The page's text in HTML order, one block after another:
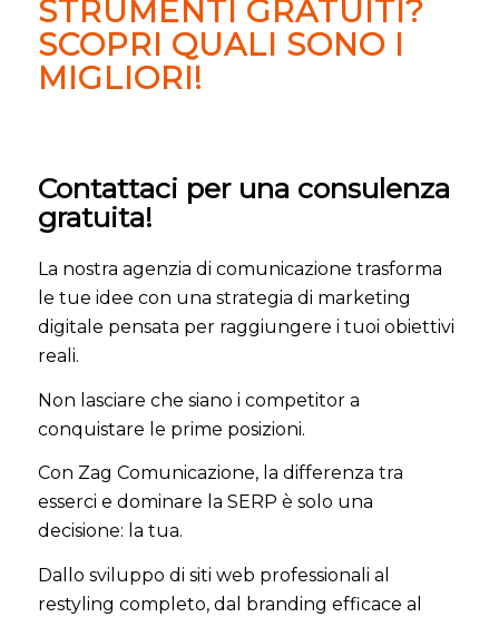
STRUMENTI GRATUITI?
SCOPRI QUALI SONO I
MIGLIORI!
Contattaci per una consulenza
gratuita!
La nostra agenzia di comunicazione trasforma
le tue idee con una strategia di marketing
digitale pensata per raggiungere i tuoi obiettivi
reali.
Non lasciare che siano i competitor a
conquistare le prime posizioni.
Con Zag Comunicazione, la differenza tra
esserci e dominare la SERP è solo una
decisione: la tua.
Dallo sviluppo di siti web professionali al
restyling completo, dal branding efficace al